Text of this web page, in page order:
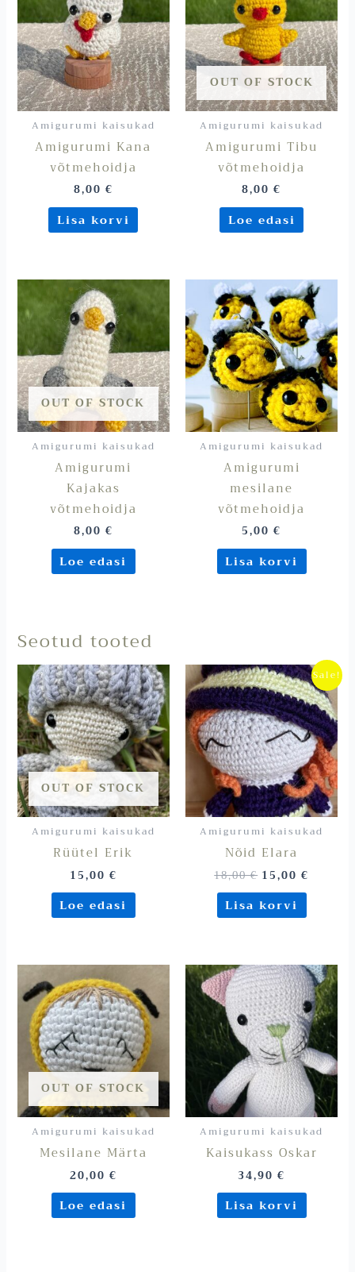
Amigurumi kaisukad
Amigurumi Kana
võtmehoidja
8,00 €
Lisa korvi
OUT OF STOCK
Amigurumi kaisukad
Amigurumi Tibu
võtmehoidja
8,00€
Loe edasi
OUT OF STOCK
Amigurumi kaisukad
Amigurumi
Kajakas
võtmehoidja
8,00 €
Loe edasi
Amigurumi kaisukad
Amigurumi
mesilane
võtmehoidja
5,00€
Lisa korvi
Seotud tooted
OUT OF STOCK
Amigurumi kaisukad
Rüütel Erik
15,00 €
Loe edasi
Sale!
Amigurumi kaisukad
Nõid Elara
18,00€
Algne
hind
oli:
18,00 €.
15,00€
hind
on:
15,00
Lisa korvi
OUT OF STOCK
Amigurumi kaisukad
Mesilane Märta
20,00 €
Loe edasi
Amigurumi kaisukad
Kaisukass Oskar
34,90€
Lisa korvi